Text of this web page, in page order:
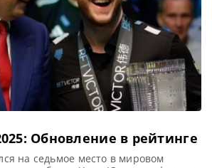
Обновление в рейтинге
на седьмое место в мировом